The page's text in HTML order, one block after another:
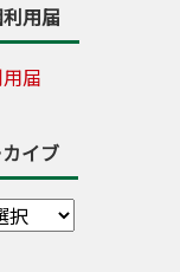
用届
届
イブ